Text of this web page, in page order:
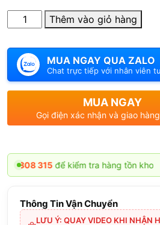
lượng
Thêm vào giỏ hàng
MUA NGAY QUA ZALO
Chat trực tiếp với nhân viên
MUA NGAY
Gọi điện xác nhận và giao
315để kiểm tra hàng tồn kho
Thông Tin Vận Chuyển
LƯU Ý: QUAY VIDEO KHI NHẬN